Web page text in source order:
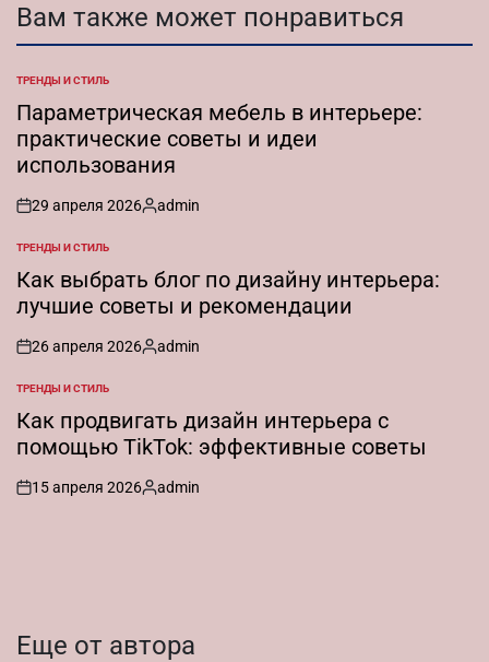
Вам также может понравиться
ОПУБЛИКОВАНО
В
ТРЕНДЫ И СТИЛЬ
Параметрическая мебель в интерьере:
практические советы и идеи
использования
on
29 апреля 2026
Запись
admin
ОПУБЛИКОВАНО
В
ТРЕНДЫ И СТИЛЬ
Как выбрать блог по дизайну интерьера:
лучшие советы и рекомендации
on
26 апреля 2026
Запись
admin
ОПУБЛИКОВАНО
В
ТРЕНДЫ И СТИЛЬ
Как продвигать дизайн интерьера с
помощью TikTok: эффективные советы
on
15 апреля 2026
Запись
admin
Еще от автора